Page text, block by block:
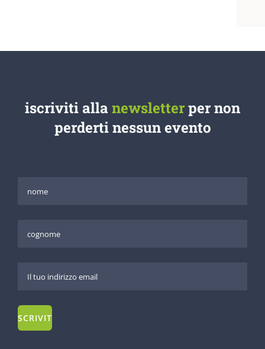
iscriviti allanewsletterper non
perderti nessun evento